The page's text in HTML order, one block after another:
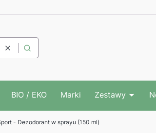
WyczyśćSzukaj
BIO / EKO Marki Zestawy
- Dezodorant w sprayu (150 ml)